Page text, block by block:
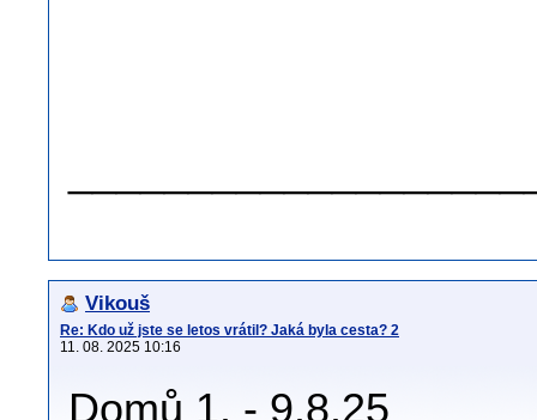
Vikouš
Re: Kdo už jste se letos vrátil? Jaká byla cesta? 2
11. 08. 2025 10:16
Domů 1. - 9.8.25